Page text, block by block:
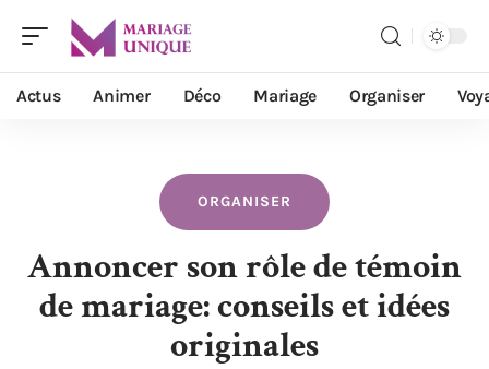
Actus Animer Déco Mariage Organiser
ORGANISER
Annoncer son rôle de témoin
de mariage: conseils et idées
originales